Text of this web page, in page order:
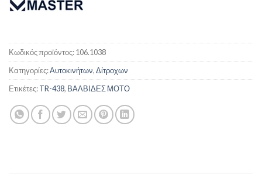
Κωδικός προϊόντος:106.1038
Κατηγορίες:Αυτοκινήτων,Δίτροχων
Ετικέτες:TR-438, ΒΑΛΒΙΔΕΣ ΜΟΤΟ